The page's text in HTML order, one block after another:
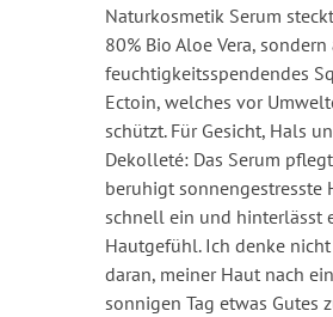
Naturkosmetik Serum
80% Bio Aloe Vera, sondern
feuchtigkeitsspendendes
Ectoin, welches vor
schützt. Für Gesicht, Hals
Dekolleté: Das Serum
beruhigt sonnengestresste
schnell ein und hinterlässt
Hautgefühl. Ich denke
daran, meiner Haut nach
sonnigen Tag etwas Gutes